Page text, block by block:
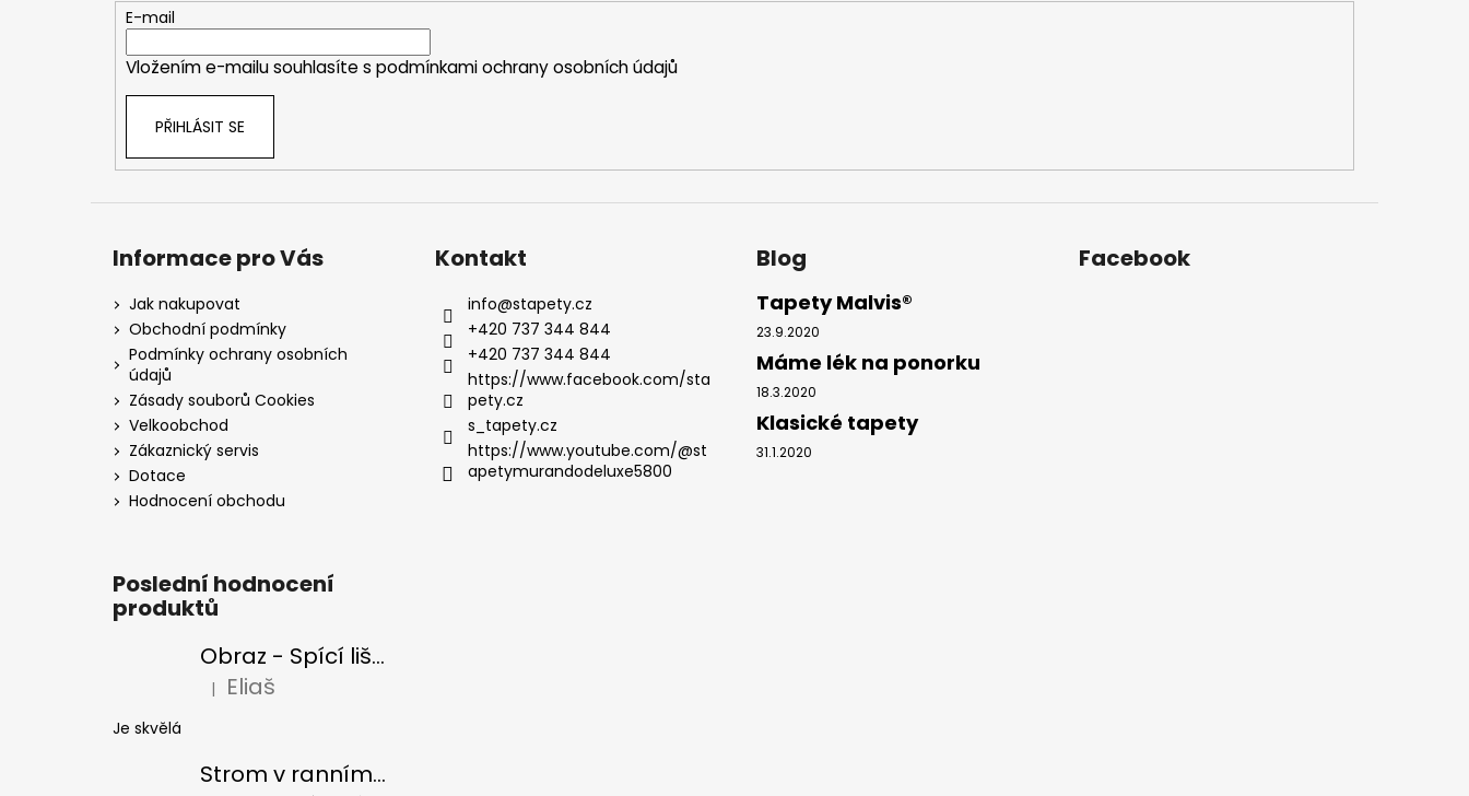
E-mail
Vložením e-mailu souhlasíte s podmínkami ochrany osobních údajů
PŘIHLÁSIT SE
Informace pro Vás
Jak nakupovat
Obchodní podmínky
Podmínky ochrany osobních
údajů
Zásady souborů Cookies
Velkoobchod
Zákaznický servis
Dotace
Hodnocení obchodu
Kontakt
info@stapety.cz
+420 737 344 844
+420 737 344 844
https://www.facebook.com/sta
pety.cz
s_tapety.cz
https://www.youtube.com/@st
apetymurandodeluxe5800
Blog
Tapety Malvis®
23.9.2020
Máme lék na ponorku
18.3.2020
Klasické tapety
31.1.2020
Facebook
Poslední hodnocení
produktů
Obraz - Spící liška
Hodnocení produktu je 5 z 5 hvězdiček.
| Eliaš
Je skvělá
Strom v ranním slunci